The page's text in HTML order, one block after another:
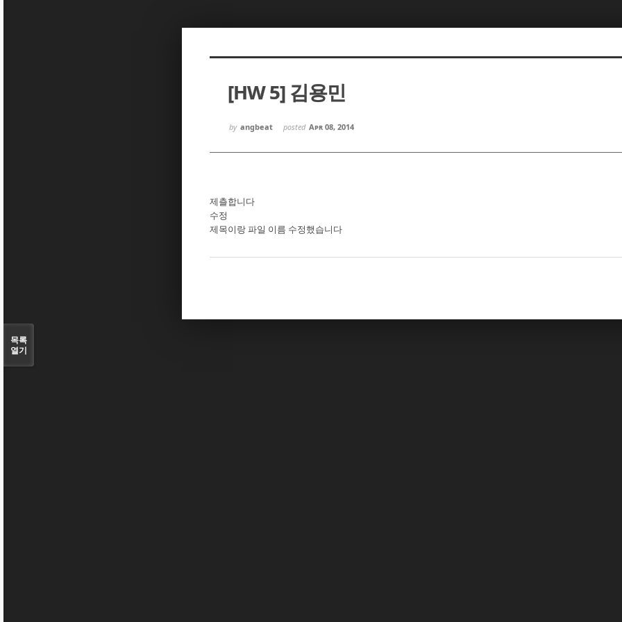
[HW 5] 김용민
by angbeat posted Apr 08, 2014
제츨합니다
수정
제목이랑 파일 이름 수정했습니다
목록
열기
Sketchbook5, 스케치북5
Sketchbook5, 스케치북5
Sketchbook5, 스케치북5
Sketchbook5, 스케치북5